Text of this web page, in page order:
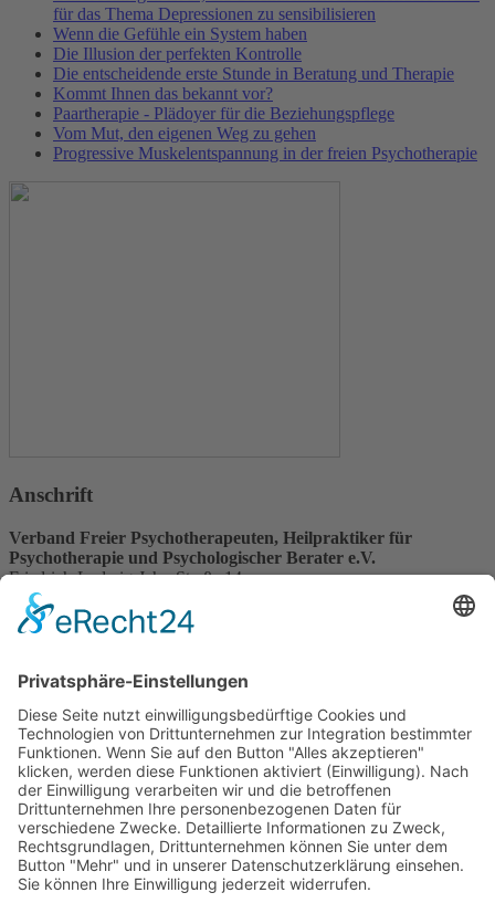
für das Thema Depressionen zu sensibilisieren
Wenn die Gefühle ein System haben
Die Illusion der perfekten Kontrolle
Die entscheidende erste Stunde in Beratung und Therapie
Kommt Ihnen das bekannt vor?
Paartherapie - Plädoyer für die Beziehungspflege
Vom Mut, den eigenen Weg zu gehen
Progressive Muskelentspannung in der freien Psychotherapie
Anschrift
Verband Freier Psychotherapeuten, Heilpraktiker für
Psychotherapie und Psychologischer Berater e.V.
Friedrich-Ludwig-Jahn-Straße 14
31582 Nienburg/Weser
Service-Team
05021-8650320
Diese E-Mail-Adresse ist vor Spambots geschützt! Zur Anzeige
muss JavaScript eingeschaltet sein.
Wir sind Mitglied